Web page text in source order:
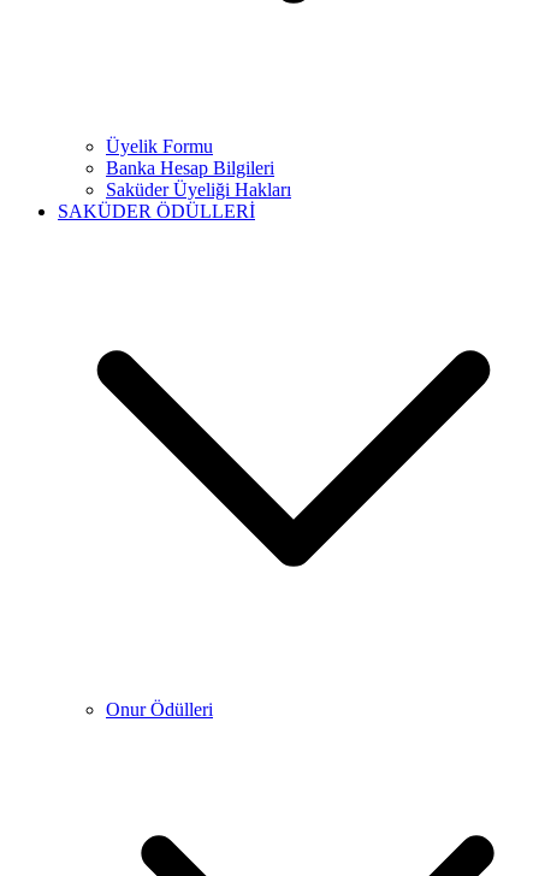
Üyelik Formu
Banka Hesap Bilgileri
Saküder Üyeliği Hakları
SAKÜDER ÖDÜLLERİ
Onur Ödülleri